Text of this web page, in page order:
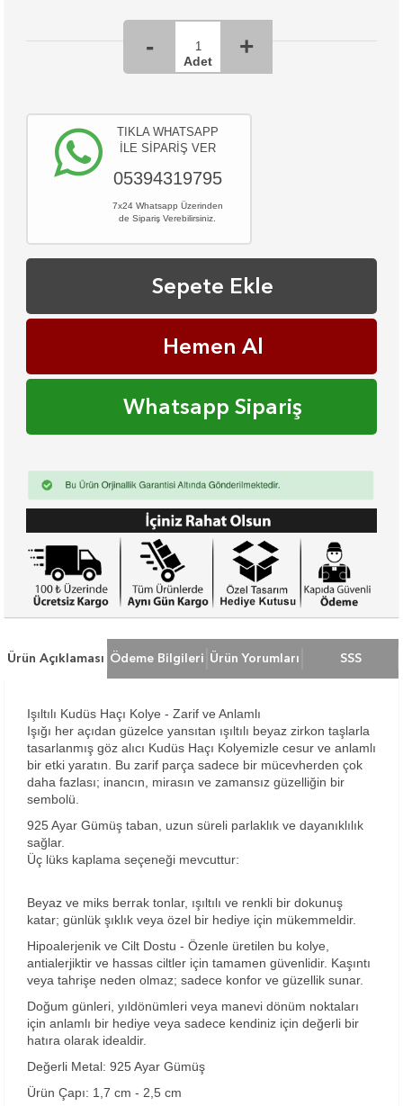
TIKLA WHATSAPP
İLE SİPARİŞ VER
05394319795
7x24 Whatsapp Üzerinden
de Sipariş Verebilirsiniz.
Sepete Ekle
Hemen Al
Whatsapp Sipariş
Ürün Açıklaması Ödeme Bilgileri Ürün Yorumları SSS
Işıltılı Kudüs Haçı Kolye - Zarif ve Anlamlı
Işığı her açıdan güzelce yansıtan ışıltılı beyaz zirkon taşlarla
tasarlanmış göz alıcı Kudüs Haçı Kolyemizle cesur ve anlamlı
bir etki yaratın. Bu zarif parça sadece bir mücevherden çok
daha fazlası; inancın, mirasın ve zamansız güzelliğin bir
sembolü.
925 Ayar Gümüş taban, uzun süreli parlaklık ve dayanıklılık
sağlar.
Üç lüks kaplama seçeneği mevcuttur:
Beyaz ve miks berrak tonlar, ışıltılı ve renkli bir dokunuş
katar; günlük şıklık veya özel bir hediye için mükemmeldir.
Hipoalerjenik ve Cilt Dostu - Özenle üretilen bu kolye,
antialerjiktir ve hassas ciltler için tamamen güvenlidir. Kaşıntı
veya tahrişe neden olmaz; sadece konfor ve güzellik sunar.
Doğum günleri, yıldönümleri veya manevi dönüm noktaları
için anlamlı bir hediye veya sadece kendiniz için değerli bir
hatıra olarak idealdir.
Değerli Metal: 925 Ayar Gümüş
Ürün Çapı: 1,7 cm - 2,5 cm